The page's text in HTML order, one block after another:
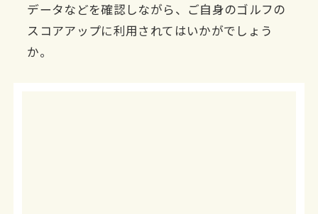
データなどを確認しながら、ご自身のゴルフの
スコアアップに利用されてはいかがでしょう
か。